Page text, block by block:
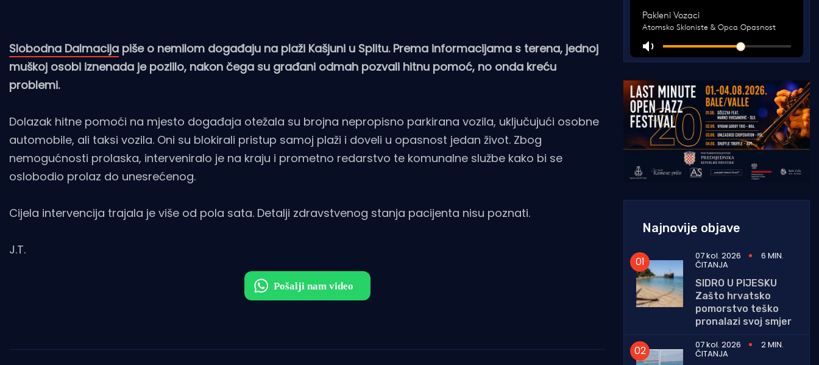
Slobodna Dalmacija piše o nemilom događaju na plaži Kašjuni u Splitu. Prema informacijama s terena, jednoj
muškoj osobi iznenada je pozlilo, nakon čega su građani odmah pozvali hitnu pomoć, no onda kreću
problemi.
Dolazak hitne pomoći na mjesto događaja otežala su brojna nepropisno parkirana vozila, uključujući osobne
automobile, ali taksi vozila. Oni su blokirali pristup samoj plaži i doveli u opasnost jedan život. Zbog
nemogućnosti prolaska, interveniralo je na kraju i prometno redarstvo te komunalne službe kako bi se
oslobodio prolaz do unesrećenog.
Cijela intervencija trajala je više od pola sata. Detalji zdravstvenog stanja pacijenta nisu poznati.
J.T.
Najnovije objave
07 kol. 2026 6 MIN.
ČITANJA
SIDRO U PIJESKU
Zašto hrvatsko
pomorstvo teško
pronalazi svoj smjer
07 kol. 2026
2 MIN.
ČITANJA